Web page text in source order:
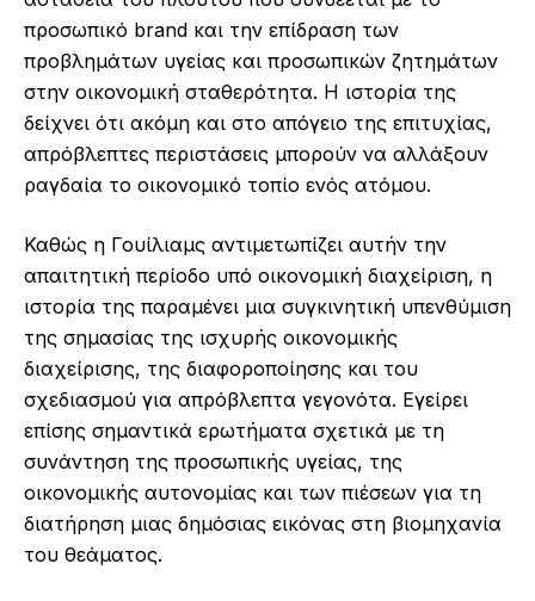
προσωπικό brand και την επίδραση των
προβλημάτων υγείας και προσωπικών ζητημάτων
στην οικονομική σταθερότητα. Η ιστορία της
δείχνει ότι ακόμη και στο απόγειο της επιτυχίας,
απρόβλεπτες περιστάσεις μπορούν να αλλάξουν
ραγδαία το οικονομικό τοπίο ενός ατόμου.
Καθώς η Γουίλιαμς αντιμετωπίζει αυτήν την
απαιτητική περίοδο υπό οικονομική διαχείριση, η
ιστορία της παραμένει μια συγκινητική υπενθύμιση
της σημασίας της ισχυρής οικονομικής
διαχείρισης, της διαφοροποίησης και του
σχεδιασμού για απρόβλεπτα γεγονότα. Εγείρει
επίσης σημαντικά ερωτήματα σχετικά με τη
συνάντηση της προσωπικής υγείας, της
οικονομικής αυτονομίας και των πιέσεων για τη
διατήρηση μιας δημόσιας εικόνας στη βιομηχανία
του θεάματος.